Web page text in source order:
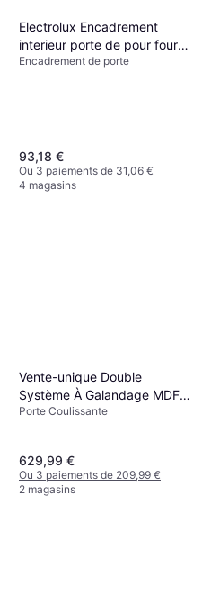
Electrolux Encadrement
interieur porte de pour four
R416799 Encadrement de
Encadrement de porte
93,18 €
Ou 3 paiements de 31,06 €
4 magasins
Vente-unique Double
Système À Galandage MDF
Bois 2 H205 x L63 cm Porte
Porte Coulissante
629,99 €
Ou 3 paiements de 209,99 €
2 magasins